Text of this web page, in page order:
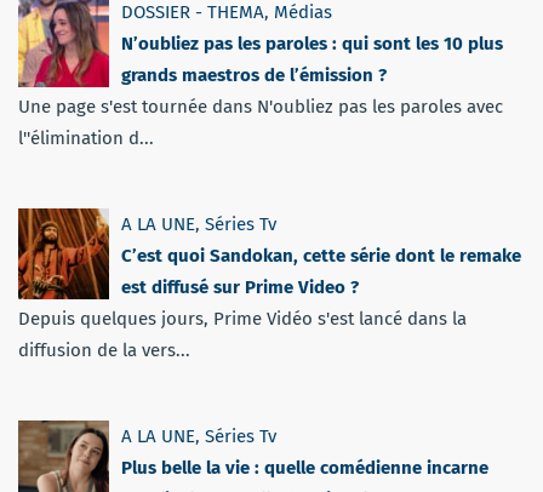
DOSSIER - THEMA, Médias
N’oubliez pas les paroles : qui sont les 10 plus
grands maestros de l’émission ?
Une page s'est tournée dans N'oubliez pas les paroles avec
l''élimination d...
A LA UNE, Séries Tv
C’est quoi Sandokan, cette série dont le remake
est diffusé sur Prime Video ?
Depuis quelques jours, Prime Vidéo s'est lancé dans la
diffusion de la vers...
A LA UNE, Séries Tv
Plus belle la vie : quelle comédienne incarne